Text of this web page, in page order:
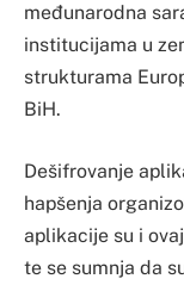
međunarodna
institucijama u
strukturama
BiH.
Dešifrovanje
hapšenja
aplikacije su i
te se sumnja da